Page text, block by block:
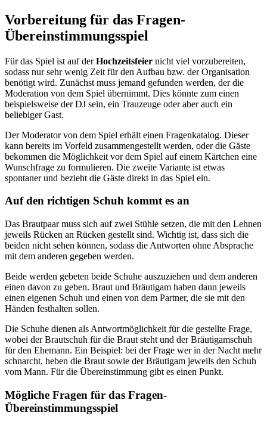
Vorbereitung für das Fragen-
Übereinstimmungsspiel
Für das Spiel ist auf derHochzeitsfeier nicht viel vorzubereiten,
sodass nur sehr wenig Zeit für den Aufbau bzw. der Organisation
benötigt wird. Zunächst muss jemand gefunden werden, der die
Moderation von dem Spiel übernimmt. Dies könnte zum einen
beispielsweise der DJ sein, ein Trauzeuge oder aber auch ein
beliebiger Gast.
Der Moderator von dem Spiel erhält einen Fragenkatalog. Dieser
kann bereits im Vorfeld zusammengestellt werden, oder die Gäste
bekommen die Möglichkeit vor dem Spiel auf einem Kärtchen eine
Wunschfrage zu formulieren. Die zweite Variante ist etwas
spontaner und bezieht die Gäste direkt in das Spiel ein.
Auf den richtigen Schuh kommt es an
Das Brautpaar muss sich auf zwei Stühle setzen, die mit den Lehnen
jeweils Rücken an Rücken gestellt sind. Wichtig ist, dass sich die
beiden nicht sehen können, sodass die Antworten ohne Absprache
mit dem anderen gegeben werden.
Beide werden gebeten beide Schuhe auszuziehen und dem anderen
einen davon zu geben. Braut und Bräutigam haben dann jeweils
einen eigenen Schuh und einen von dem Partner, die sie mit den
Händen festhalten sollen.
Die Schuhe dienen als Antwortmöglichkeit für die gestellte Frage,
wobei der Brautschuh für die Braut steht und der Bräutigamschuh
für den Ehemann. Ein Beispiel: bei der Frage wer in der Nacht mehr
schnarcht, heben die Braut sowie der Bräutigam jeweils den Schuh
vom Mann. Für die Übereinstimmung gibt es einen Punkt.
Mögliche Fragen für das Fragen-
Übereinstimmungsspiel